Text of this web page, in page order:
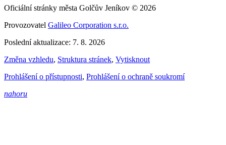
Oficiální stránky města Golčův Jeníkov © 2026
Provozovatel Galileo Corporation s.r.o.
Poslední aktualizace: 7. 8. 2026
Změna vzhledu, Struktura stránek, Vytisknout
Prohlášení o přístupnosti, Prohlášení o ochraně soukromí
nahoru